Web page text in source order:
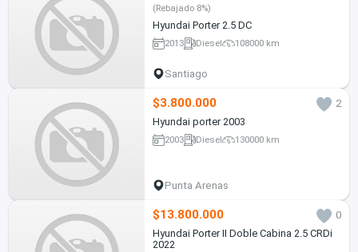
(Rebajado 8%)
Hyundai Porter 2.5 DC
2013 Diesel 108000 km
Santiago
$3.800.000
2
Hyundai porter 2003
2003 Diesel 130000 km
Punta Arenas
$13.800.000
0
Hyundai Porter II Doble Cabina 2.5 CRDi
2022